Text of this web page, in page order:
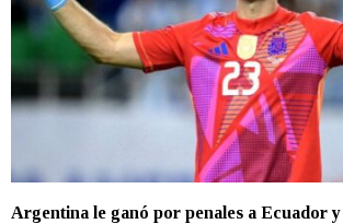
Argentina le ganó por penales a Ecuador y